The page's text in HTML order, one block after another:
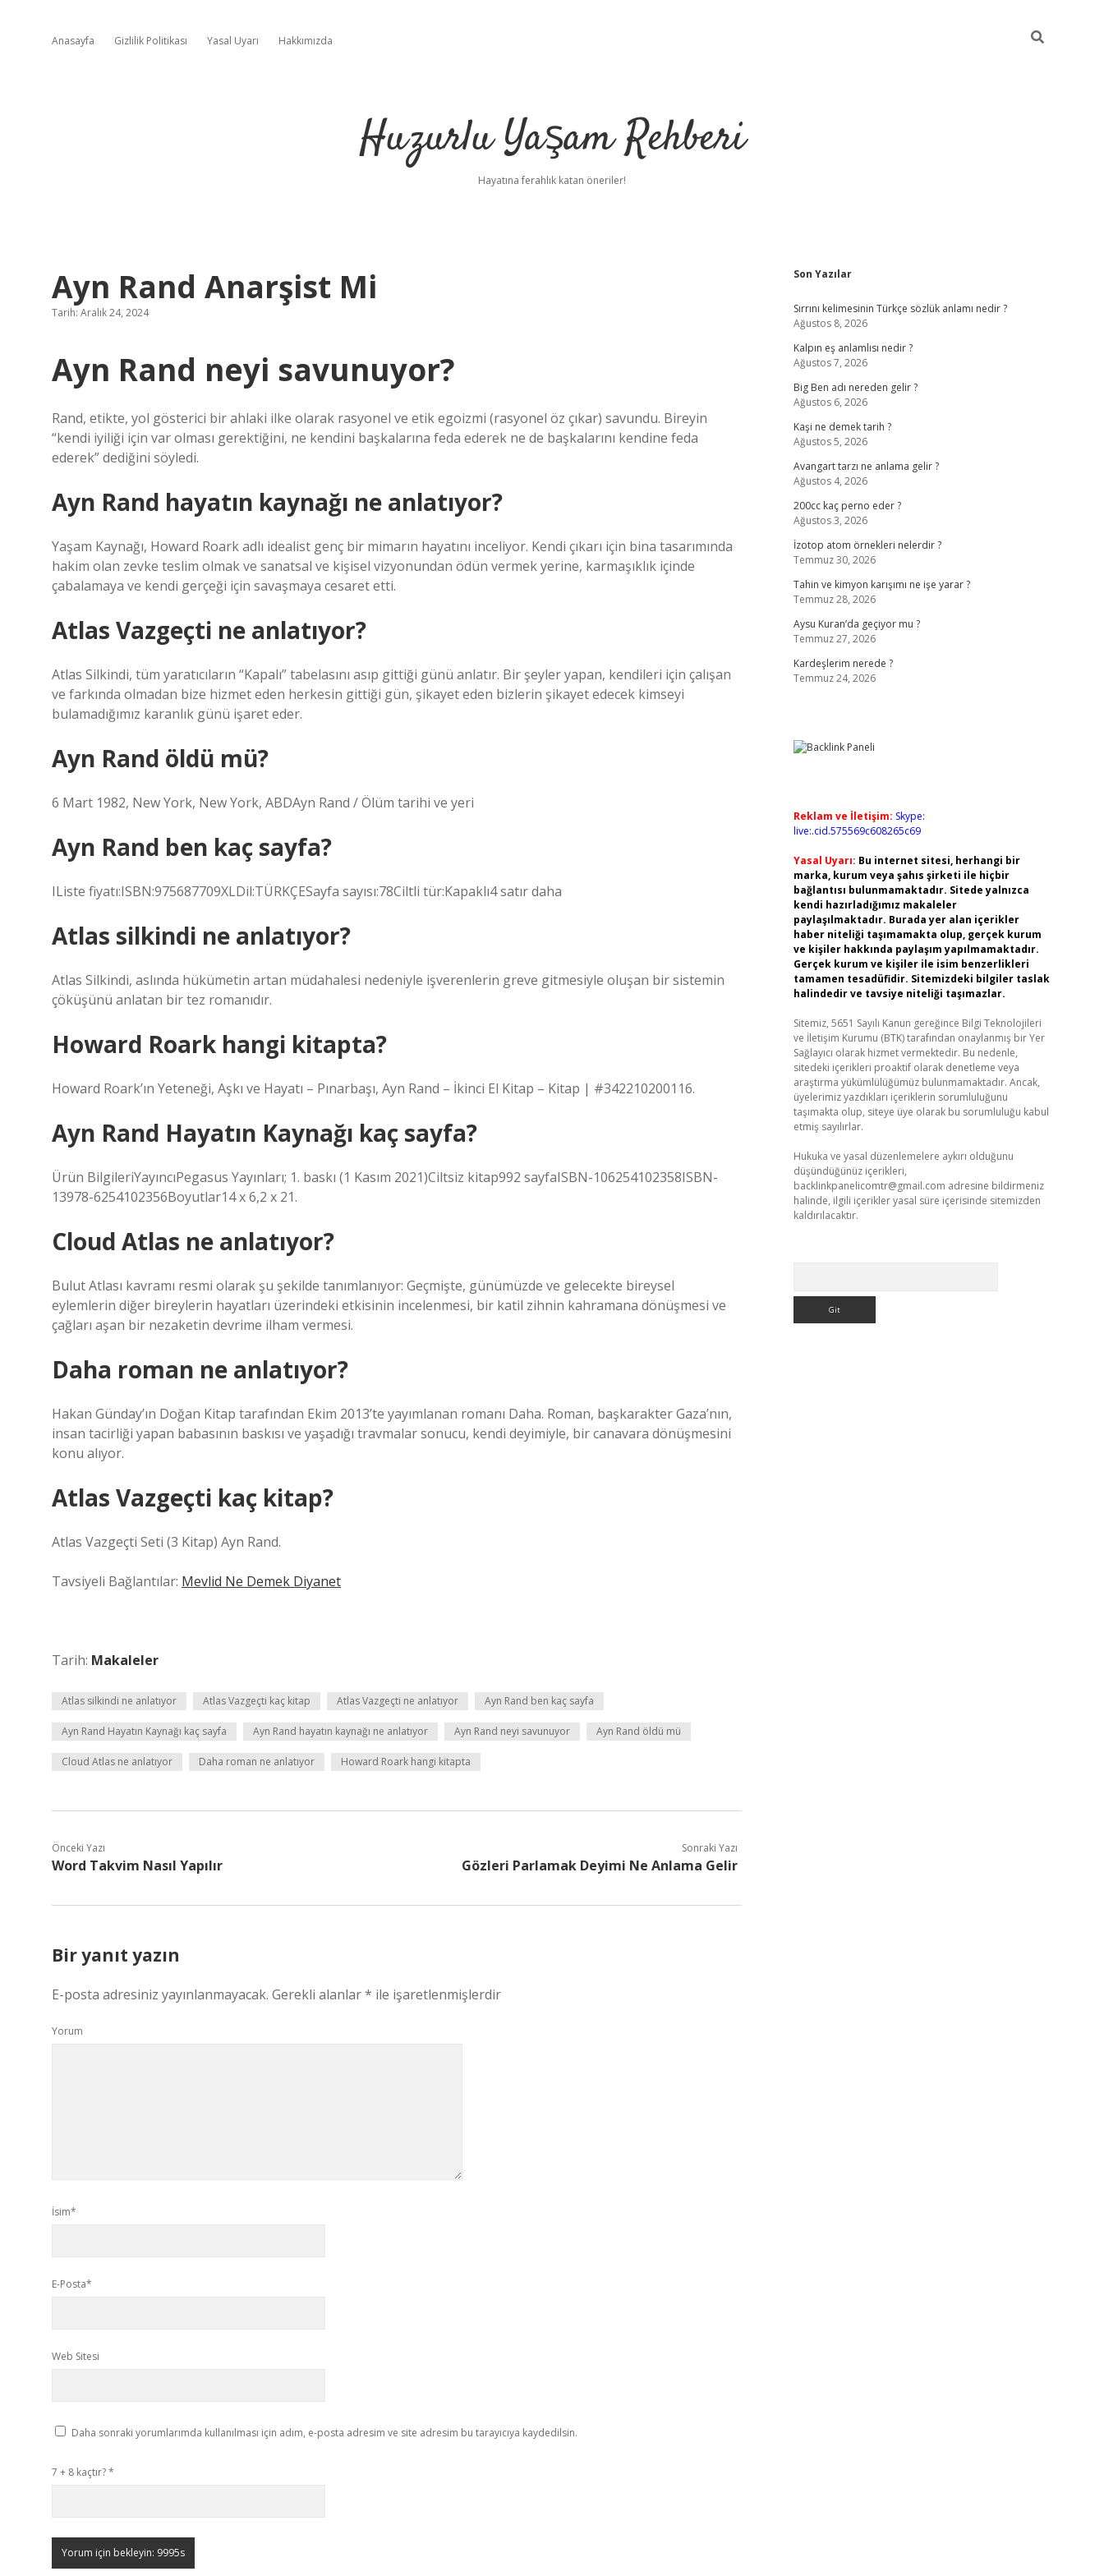
Anasayfa Gizlilik Politikası Yasal Uyarı Hakkımızda
Huzurlu Yaşam Rehberi
Hayatına ferahlık katan öneriler!
Ayn Rand Anarşist Mi
Tarih: Aralık 24, 2024
Ayn Rand neyi savunuyor?
Rand, etikte, yol gösterici bir ahlaki ilke olarak rasyonel ve etik egoizmi (rasyonel öz çıkar) savundu. Bireyin
“kendi iyiliği için var olması gerektiğini, ne kendini başkalarına feda ederek ne de başkalarını kendine feda
ederek” dediğini söyledi.
Ayn Rand hayatın kaynağı ne anlatıyor?
Yaşam Kaynağı, Howard Roark adlı idealist genç bir mimarın hayatını inceliyor. Kendi çıkarı için bina tasarımında
hakim olan zevke teslim olmak ve sanatsal ve kişisel vizyonundan ödün vermek yerine, karmaşıklık içinde
çabalamaya ve kendi gerçeği için savaşmaya cesaret etti.
Atlas Vazgeçti ne anlatıyor?
Atlas Silkindi, tüm yaratıcıların “Kapalı” tabelasını asıp gittiği günü anlatır. Bir şeyler yapan, kendileri için çalışan
ve farkında olmadan bize hizmet eden herkesin gittiği gün, şikayet eden bizlerin şikayet edecek kimseyi
bulamadığımız karanlık günü işaret eder.
Ayn Rand öldü mü?
6 Mart 1982, New York, New York, ABDAyn Rand / Ölüm tarihi ve yeri
Ayn Rand ben kaç sayfa?
IListe fiyatı:ISBN:975687709XLDil:TÜRKÇESayfa sayısı:78Ciltli tür:Kapaklı4 satır daha
Atlas silkindi ne anlatıyor?
Atlas Silkindi, aslında hükümetin artan müdahalesi nedeniyle işverenlerin greve gitmesiyle oluşan bir sistemin
çöküşünü anlatan bir tez romanıdır.
Howard Roark hangi kitapta?
Howard Roark’ın Yeteneği, Aşkı ve Hayatı – Pınarbaşı, Ayn Rand – İkinci El Kitap – Kitap | #342210200116.
Ayn Rand Hayatın Kaynağı kaç sayfa?
Ürün BilgileriYayıncı‎Pegasus Yayınları; 1. baskı (1 Kasım 2021)Ciltsiz kitap992 sayfaISBN-106254102358ISBN-
13978-6254102356Boyutlar14 x 6,2 x 21.
Cloud Atlas ne anlatıyor?
Bulut Atlası kavramı resmi olarak şu şekilde tanımlanıyor: Geçmişte, günümüzde ve gelecekte bireysel
eylemlerin diğer bireylerin hayatları üzerindeki etkisinin incelenmesi, bir katil zihnin kahramana dönüşmesi ve
çağları aşan bir nezaketin devrime ilham vermesi.
Daha roman ne anlatıyor?
Hakan Günday’ın Doğan Kitap tarafından Ekim 2013’te yayımlanan romanı Daha. Roman, başkarakter Gaza’nın,
insan tacirliği yapan babasının baskısı ve yaşadığı travmalar sonucu, kendi deyimiyle, bir canavara dönüşmesini
konu alıyor.
Atlas Vazgeçti kaç kitap?
Atlas Vazgeçti Seti (3 Kitap) Ayn Rand.
Tavsiyeli Bağlantılar: Mevlid Ne Demek Diyanet
Tarih: Makaleler
Atlas silkindi ne anlatıyor Atlas Vazgeçti kaç kitap Atlas Vazgeçti ne anlatıyor Ayn Rand ben kaç sayfa
Ayn Rand Hayatın Kaynağı kaç sayfa Ayn Rand hayatın kaynağı ne anlatıyor Ayn Rand neyi savunuyor Ayn Rand öldü mü
Cloud Atlas ne anlatıyor Daha roman ne anlatıyor Howard Roark hangi kitapta
Önceki Yazı
Word Takvim Nasıl Yapılır
Sonraki Yazı
Gözleri Parlamak Deyimi Ne Anlama Gelir
Bir yanıt yazın
E-posta adresiniz yayınlanmayacak. Gerekli alanlar* ile işaretlenmişlerdir
Yorum
İsim*
E-Posta*
Web Sitesi
Daha sonraki yorumlarımda kullanılması için adım, e-posta adresim ve site adresim bu tarayıcıya kaydedilsin.
7 + 8 kaçtır?*
Sidebar
Son Yazılar
Sırrını kelimesinin Türkçe sözlük anlamı nedir ?
Ağustos 8, 2026
Kalpın eş anlamlısı nedir ?
Ağustos 7, 2026
Big Ben adı nereden gelir ?
Ağustos 6, 2026
Kaşi ne demek tarih ?
Ağustos 5, 2026
Avangart tarzı ne anlama gelir ?
Ağustos 4, 2026
200cc kaç perno eder ?
Ağustos 3, 2026
İzotop atom örnekleri nelerdir ?
Temmuz 30, 2026
Tahin ve kimyon karışımı ne işe yarar ?
Temmuz 28, 2026
Aysu Kuran’da geçiyor mu ?
Temmuz 27, 2026
Kardeşlerim nerede ?
Temmuz 24, 2026
Reklam ve İletişim: Skype:
live:.cid.575569c608265c69
Yasal Uyarı: Bu internet sitesi, herhangi bir
marka, kurum veya şahıs şirketi ile hiçbir
bağlantısı bulunmamaktadır. Sitede yalnızca
kendi hazırladığımız makaleler
paylaşılmaktadır. Burada yer alan içerikler
haber niteliği taşımamakta olup, gerçek kurum
ve kişiler hakkında paylaşım yapılmamaktadır.
Gerçek kurum ve kişiler ile isim benzerlikleri
tamamen tesadüfidir. Sitemizdeki bilgiler taslak
halindedir ve tavsiye niteliği taşımazlar.
Sitemiz, 5651 Sayılı Kanun gereğince Bilgi Teknolojileri
ve İletişim Kurumu (BTK) tarafından onaylanmış bir Yer
Sağlayıcı olarak hizmet vermektedir. Bu nedenle,
sitedeki içerikleri proaktif olarak denetleme veya
araştırma yükümlülüğümüz bulunmamaktadır. Ancak,
üyelerimiz yazdıkları içeriklerin sorumluluğunu
taşımakta olup, siteye üye olarak bu sorumluluğu kabul
etmiş sayılırlar.
Hukuka ve yasal düzenlemelere aykırı olduğunu
düşündüğünüz içerikleri,
backlinkpanelicomtr@gmail.com adresine bildirmeniz
halinde, ilgili içerikler yasal süre içerisinde sitemizden
kaldırılacaktır.